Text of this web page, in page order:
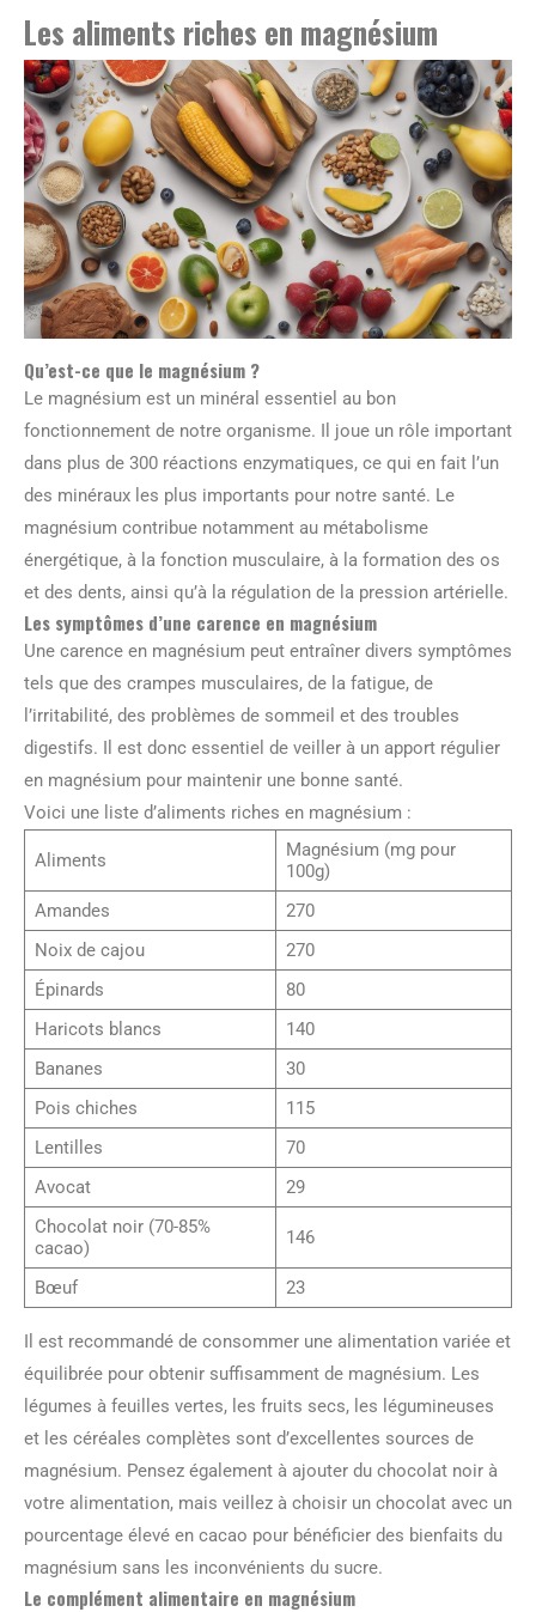
Les aliments riches en magnésium
Qu’est-ce que le magnésium ?
Le magnésium est un minéral essentiel au bon
fonctionnement de notre organisme. Il joue un rôle important
dans plus de 300 réactions enzymatiques, ce qui en fait l’un
des minéraux les plus importants pour notre santé. Le
magnésium contribue notamment au métabolisme
énergétique, à la fonction musculaire, à la formation des os
et des dents, ainsi qu’à la régulation de la pression artérielle.
Les symptômes d’une carence en magnésium
Une carence en magnésium peut entraîner divers symptômes
tels que des crampes musculaires, de la fatigue, de
l’irritabilité, des problèmes de sommeil et des troubles
digestifs. Il est donc essentiel de veiller à un apport régulier
en magnésium pour maintenir une bonne santé.
Voici une liste d’aliments riches en magnésium :
Aliments
Magnésium (mg pour
100g)
Amandes
270
Noix de cajou
270
Épinards
80
Haricots blancs
140
Bananes
30
Pois chiches
115
Lentilles
70
Avocat
29
Chocolat noir (70-85%
cacao)
146
Bœuf 23
Il est recommandé de consommer une alimentation variée et
équilibrée pour obtenir suffisamment de magnésium. Les
légumes à feuilles vertes, les fruits secs, les légumineuses
et les céréales complètes sont d’excellentes sources de
magnésium. Pensez également à ajouter du chocolat noir à
votre alimentation, mais veillez à choisir un chocolat avec un
pourcentage élevé en cacao pour bénéficier des bienfaits du
magnésium sans les inconvénients du sucre.
Le complément alimentaire en magnésium